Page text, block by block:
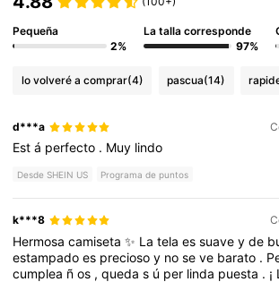
Pequeña
2%
La talla corresponde
97%
lo volveré a comprar(4) pascua(14)
d***a
Está perfecto . Muy lindo
Desde SHEIN US Programa de puntos
k***8
Hermosacamiseta✨ Latelaessuaveyde
estampadoes preciosoy noseve barato .
cumplea ños ,quedas ú per linda puesta . ¡